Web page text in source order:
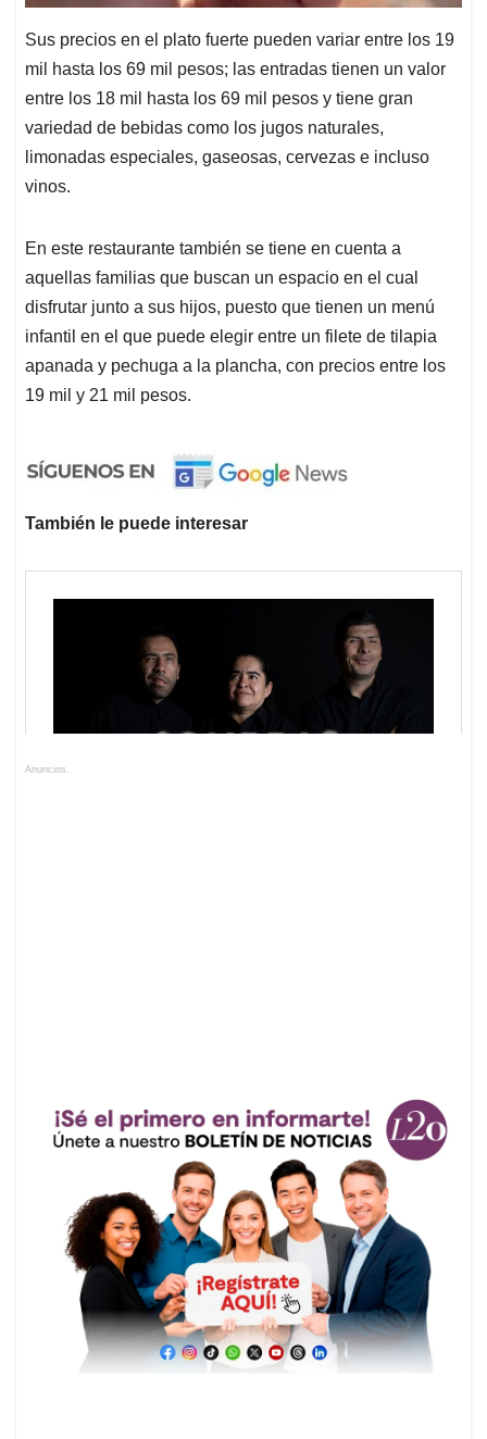
Sus precios en el plato fuerte pueden variar entre los 19
mil hasta los 69 mil pesos; las entradas tienen un valor
entre los 18 mil hasta los 69 mil pesos y tiene gran
variedad de bebidas como los jugos naturales,
limonadas especiales, gaseosas, cervezas e incluso
vinos.
En este restaurante también se tiene en cuenta a
aquellas familias que buscan un espacio en el cual
disfrutar junto a sus hijos, puesto que tienen un menú
infantil en el que puede elegir entre un filete de tilapia
apanada y pechuga a la plancha, con precios entre los
19 mil y 21 mil pesos.
También le puede interesar
Anuncios.